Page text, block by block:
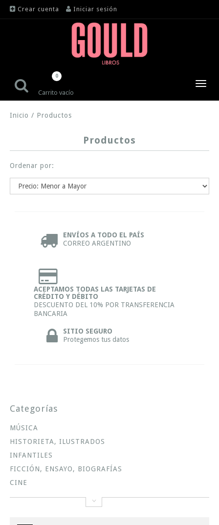
Crear cuenta Iniciar sesión
Carrito vacío
0
Inicio / Productos
Productos
Ordenar por:
ENVÍOS A TODO EL PAÍS
CORREO ARGENTINO
ACEPTAMOS TODAS LAS TARJETAS DE
CRÉDITO Y DÉBITO
DESCUENTO DEL 10% POR TRANSFERENCIA
BANCARIA
SITIO SEGURO
Protegemos tus datos
Categorías
MÚSICA
HISTORIETA, ILUSTRADOS
INFANTILES
FICCIÓN, ENSAYO, BIOGRAFÍAS
CINE